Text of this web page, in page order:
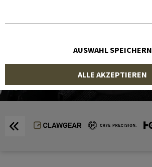
AUSWAHL SPEICHERN
ALLE AKZEPTIEREN